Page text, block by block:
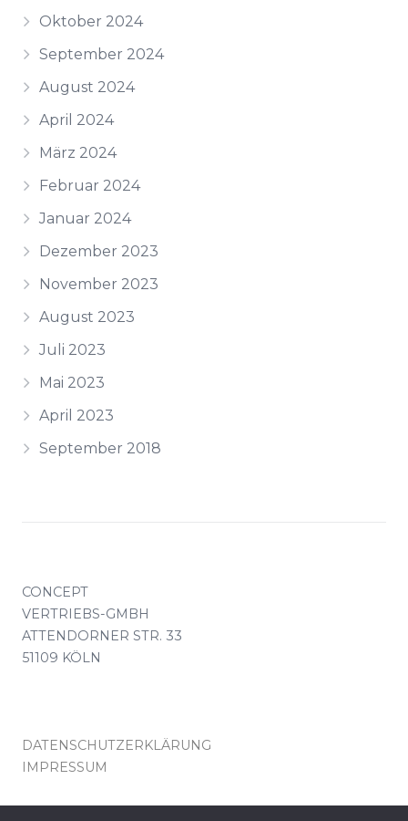
Oktober 2024
September 2024
August 2024
April 2024
März 2024
Februar 2024
Januar 2024
Dezember 2023
November 2023
August 2023
Juli 2023
Mai 2023
April 2023
September 2018
CONCEPT
VERTRIEBS-GMBH
ATTENDORNER STR. 33
51109 KÖLN
DATENSCHUTZERKLÄRUNG
IMPRESSUM